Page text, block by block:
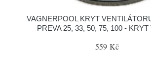
VAGNERPOOL KRYT
PREVA 25, 33, 50, 75, 100 -
559 Kč